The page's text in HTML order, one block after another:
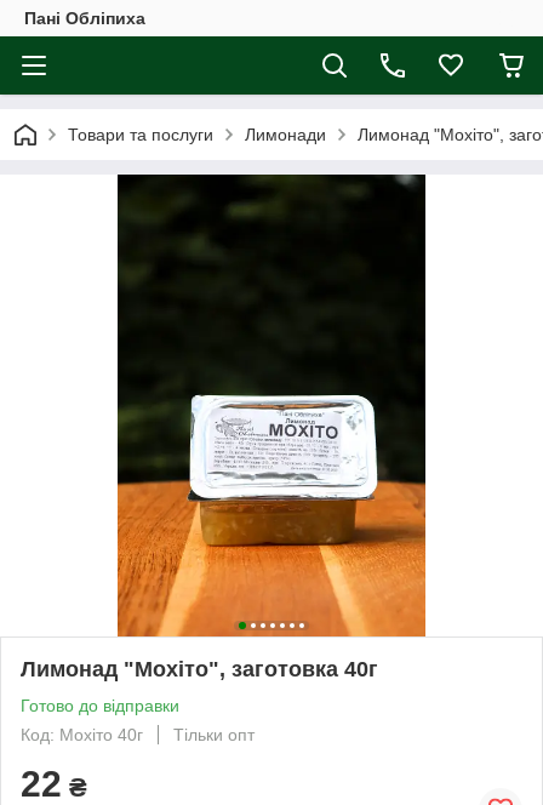
Пані Обліпиха
Товари та послуги Лимонади Лимонад "Мохіто",
Лимонад "Мохіто", заготовка 40г
Готово до відправки
Код: Мохіто 40г
Тільки опт
22 ₴